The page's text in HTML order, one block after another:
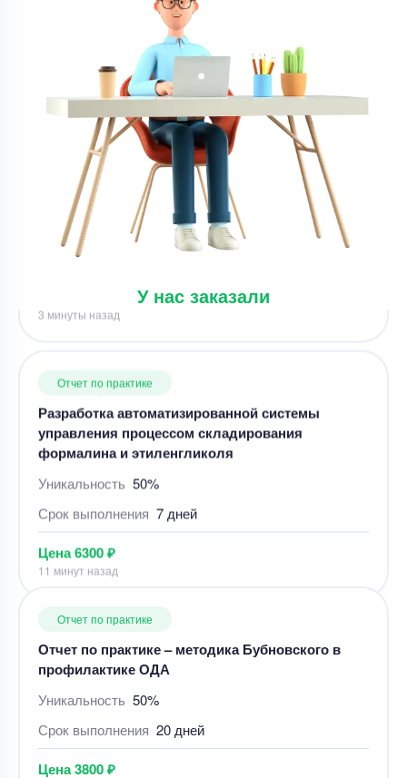
У нас заказали
Отчет по практике
Отчет по практике – ООО "Конструктор" по
Таможенному делу
Уникальность
60%
Срок выполнения
2 дней
Цена6300 ₽
11 минут назад
Разработка автоматизированной системы
управления процессом складирования
формалина и этиленгликоля
Уникальность
Срок выполнения 7 дней
Цена3800 ₽
8 минут назад
Отчет по практике – методика Бубновского в
профилактике ОДА
Уникальность
50%
Срок выполнения 20 дней